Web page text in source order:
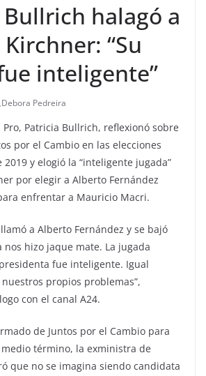
halagó a
“Su
inteligente”
Debora Pedreira
Patricia Bullrich, reflexionó sobre
por el Cambio en las elecciones
y elogió la “inteligente jugada”
por elegir a Alberto Fernández
enfrentar a Mauricio Macri.
a Alberto Fernández y se bajó
hizo jaque mate. La jugada
fue inteligente. Igual
propios problemas”,
con el canal A24.
de Juntos por el Cambio para
término, la exministra de
que no se imagina siendo candidata